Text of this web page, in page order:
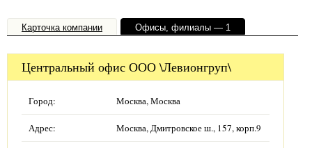
Карточка компании Офисы, филиалы — 1
Центральный офис ООО \Левионгруп\
Город: Москва, Москва
Адрес: Москва, Дмитровское ш., 157, корп.9